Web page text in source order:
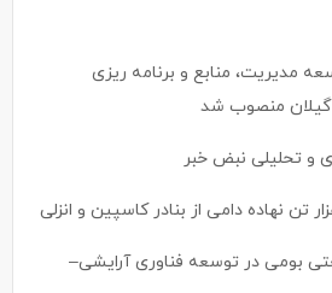
مدیریت، منابع و برنامه ریزی
گیلان منصوب شد
و تحلیلی نبض خبر
بومی در توسعه فناوری آرایشی–